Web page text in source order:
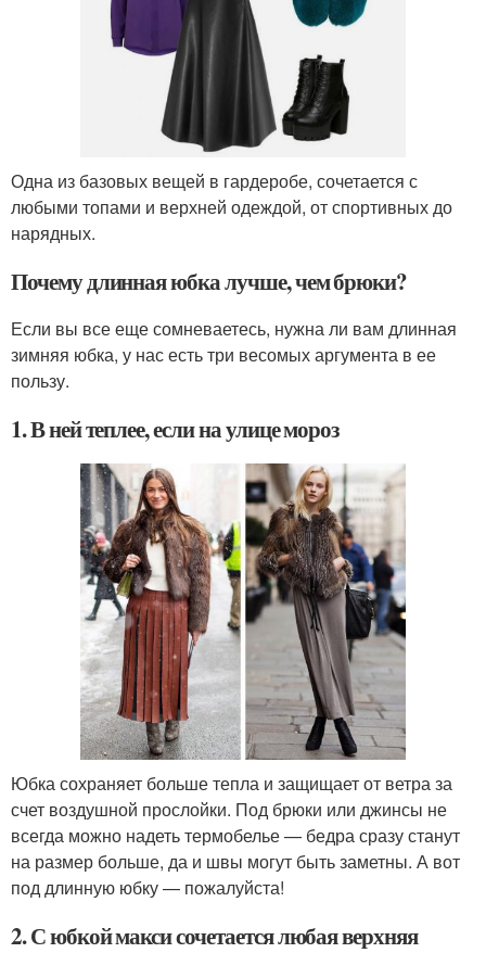
Одна из базовых вещей в гардеробе, сочетается с
любыми топами и верхней одеждой, от спортивных до
нарядных.
Почему длинная юбка лучше, чем брюки?
Если вы все еще сомневаетесь, нужна ли вам длинная
зимняя юбка, у нас есть три весомых аргумента в ее
пользу.
1. В ней теплее, если на улице мороз
Юбка сохраняет больше тепла и защищает от ветра за
счет воздушной прослойки. Под брюки или джинсы не
всегда можно надеть термобелье — бедра сразу станут
на размер больше, да и швы могут быть заметны. А вот
под длинную юбку — пожалуйста!
2. С юбкой макси сочетается любая верхняя